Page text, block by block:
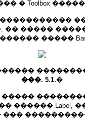
� Toolbox �������
�� �����
�����
���. 5.1.�
������ Label,